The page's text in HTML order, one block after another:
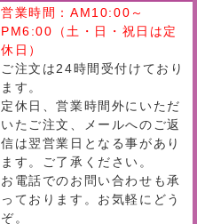
営業時間：AM10:00～
PM6:00（土・日・祝日は定
休日）
ご注文は24時間受付けており
ます。
定休日、営業時間外にいただ
いたご注文、メールへのご返
信は翌営業日となる事があり
ます。ご了承ください。
お電話でのお問い合わせも承
っております。お気軽にどう
ぞ。